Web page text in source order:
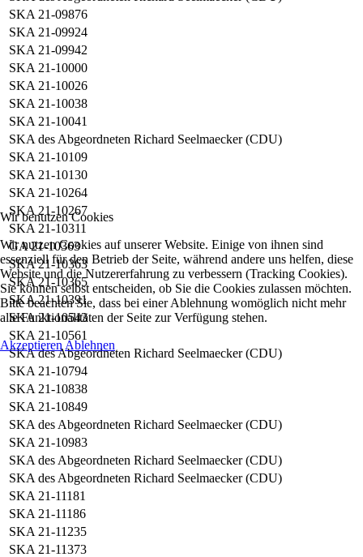
SKA 21-09876
SKA 21-09924
SKA 21-09942
SKA 21-10000
SKA 21-10026
SKA 21-10038
SKA 21-10041
SKA des Abgeordneten Richard Seelmaecker (CDU)
SKA 21-10109
SKA 21-10130
SKA 21-10264
SKA 21-10267
SKA 21-10311
GA 21-10363
SKA 21-10363
SKA 21-10365
SKA 21-10391
SKA 21-10543
SKA 21-10561
SKA des Abgeordneten Richard Seelmaecker (CDU)
SKA 21-10794
SKA 21-10838
SKA 21-10849
SKA des Abgeordneten Richard Seelmaecker (CDU)
SKA 21-10983
SKA des Abgeordneten Richard Seelmaecker (CDU)
SKA des Abgeordneten Richard Seelmaecker (CDU)
SKA 21-11181
SKA 21-11186
SKA 21-11235
SKA 21-11373
Wir benutzen Cookies
Wir nutzen Cookies auf unserer Website. Einige von ihnen sind
essenziell für den Betrieb der Seite, während andere uns helfen, diese
Website und die Nutzererfahrung zu verbessern (Tracking Cookies).
Sie können selbst entscheiden, ob Sie die Cookies zulassen möchten.
Bitte beachten Sie, dass bei einer Ablehnung womöglich nicht mehr
alle Funktionalitäten der Seite zur Verfügung stehen.
Akzeptieren Ablehnen